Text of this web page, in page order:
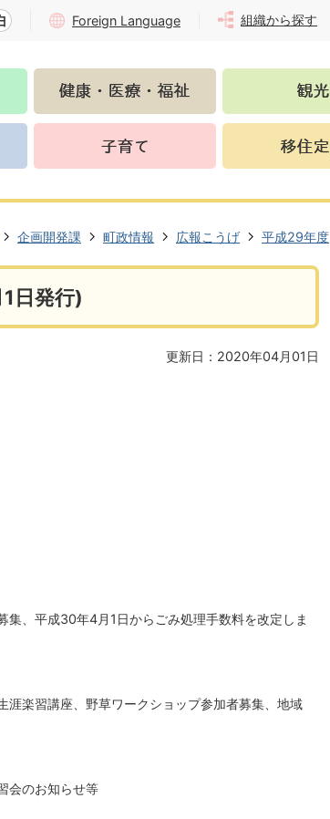
Foreign Language 組織から探す
企画開発課 町政情報 広報こうげ 平成29年度
日発行)
更新日：2020年04月01日
、平成30年4月1日からごみ処理手数料を改定しま
楽習講座、野草ワークショップ参加者募集、地域
会のお知らせ等